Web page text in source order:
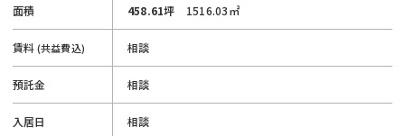
面積 458.61坪 1516.03㎡
賃料(共益費込) 相談
預託金 相談
入居日 相談